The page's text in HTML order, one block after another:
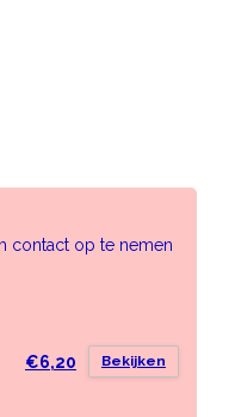
contact op te nemen
€6,20 Bekijken